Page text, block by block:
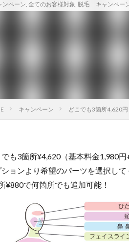
ンペーン, 全てのお客様対象, 脱毛 キャンペー
キャンペーン どこでも3箇所4,620円
でも3箇所¥4,620（基本料金1,980円
ョンより希望のパーツを選択して
¥880で何箇所でも追加可能！